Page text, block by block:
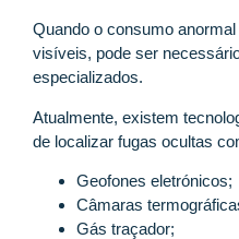
Quando o consumo
visíveis, pode ser
especializados.
Atualmente, existem
de localizar fugas ocultas
Geofones eletrónicos;
Câmaras
Gás traçador;